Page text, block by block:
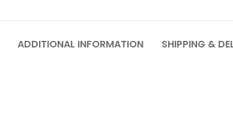
ADDITIONAL INFORMATION SHIPPING &